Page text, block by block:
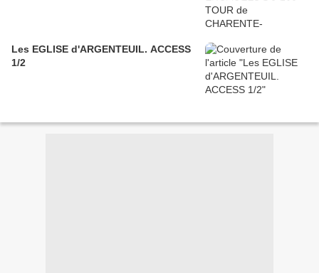
Les EGLISE d'ARGENTEUIL. ACCESS
1/2